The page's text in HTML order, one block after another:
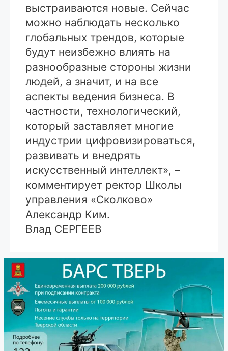
выстраиваются новые. Сейчас
можно наблюдать несколько
глобальных трендов, которые
будут неизбежно влиять на
разнообразные стороны жизни
людей, а значит, и на все
аспекты ведения бизнеса. В
частности, технологический,
который заставляет многие
индустрии цифровизироваться,
развивать и внедрять
искусственный интеллект», –
комментирует ректор Школы
управления «Сколково»
Александр Ким.
Влад СЕРГЕЕВ